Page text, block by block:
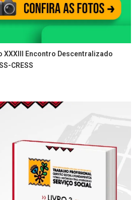
XXXIII Encontro Descentralizado
CRESS